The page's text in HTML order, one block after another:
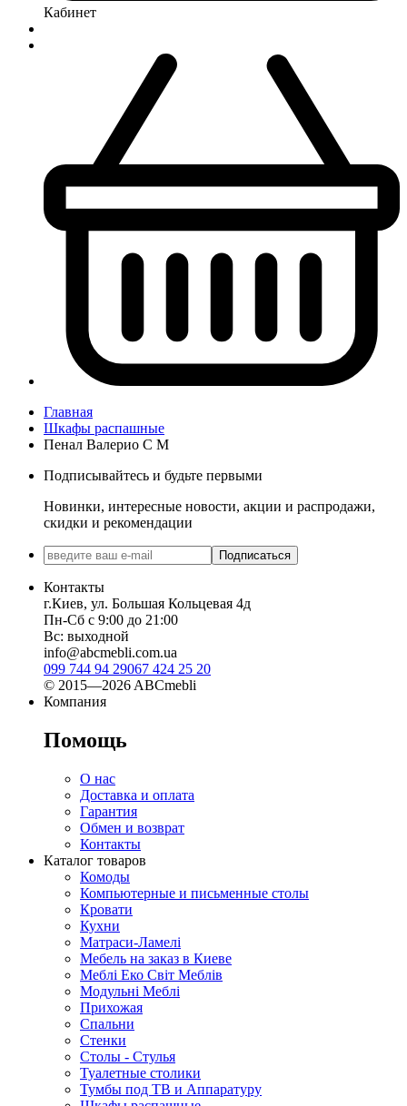
Кабинет
Главная
Шкафы распашные
Пенал Валерио С М
Подписывайтесь и будьте первыми
Новинки, интересные новости, акции и распродажи,
скидки и рекомендации
Подписаться
Контакты
г.Киев, ул. Большая Кольцевая 4д
Пн-Сб с 9:00 до 21:00
Вс: выходной
info@abcmebli.com.ua
099 744 94 29067 424 25 20
© 2015—2026 ABCmebli
Компания
Помощь
О нас
Доставка и оплата
Гарантия
Обмен и возврат
Контакты
Каталог товаров
Комоды
Компьютерные и письменные столы
Кровати
Кухни
Матраси-Ламелі
Мебель на заказ в Киеве
Меблі Еко Світ Меблів
Модульні Меблі
Прихожая
Спальни
Стенки
Столы - Стулья
Туалетные столики
Тумбы под ТВ и Аппаратуру